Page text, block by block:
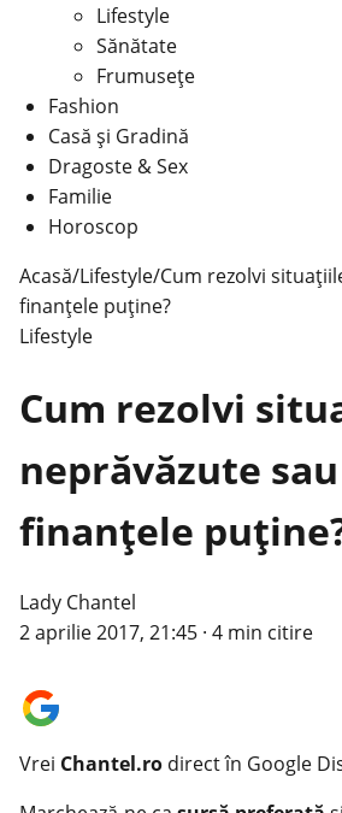
Lifestyle
Sănătate
Frumusețe
Fashion
Casă şi Gradină
Dragoste & Sex
Familie
Horoscop
Acasă/Lifestyle/Cum rezolvi
finanţele puţine?
Lifestyle
Cum rezolvi
neprăvăzute sau
finanţele
Lady Chantel
2 aprilie 2017, 21:45 · 4 min citire
Vrei Chantel.ro direct în Google